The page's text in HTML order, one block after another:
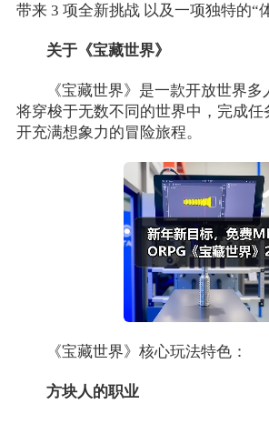
带来 3 项全新挑战 以及一项独特的“
关于《宝藏世界》
《宝藏世界》是一款开放世界
将穿梭于无数不同的世界中，完成任
开充满想象力的冒险旅程。
《宝藏世界》核心玩法特色：
方块人的职业